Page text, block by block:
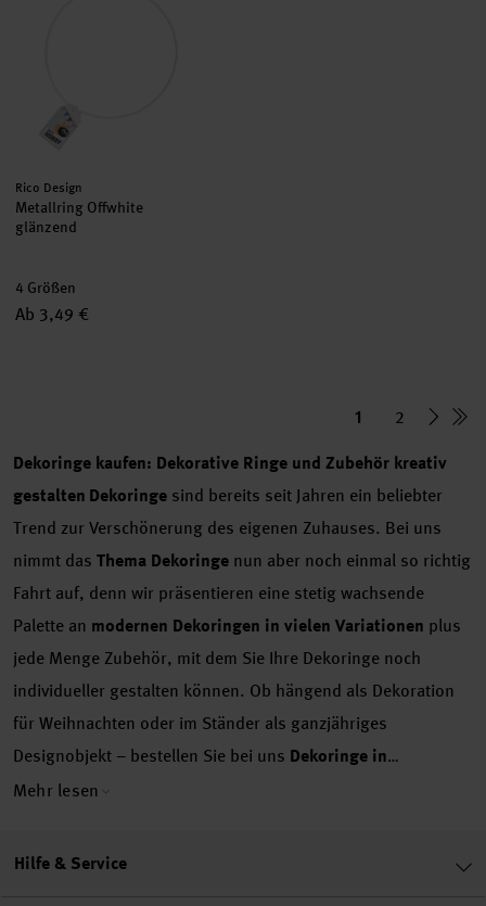
Hersteller:
Rico Design
Metallring Offwhite
glänzend
4 Größen
Ab 3,49 €
1
2
Dekoringe kaufen: Dekorative Ringe und Zubehör kreativ
gestalten Dekoringe sind bereits seit Jahren ein beliebter
Trend zur Verschönerung des eigenen Zuhauses. Bei uns
nimmt das Thema Dekoringe nun aber noch einmal so richtig
Fahrt auf, denn wir präsentieren eine stetig wachsende
Palette an modernen Dekoringen in vielen Variationen plus
jede Menge Zubehör, mit dem Sie Ihre Dekoringe noch
individueller gestalten können. Ob hängend als Dekoration
für Weihnachten oder im Ständer als ganzjähriges
Designobjekt – bestellen Sie bei uns Dekoringe in
verschiedenen Größen
Blick mögen sie sehr schlicht, fast unscheinbar wirken. Doch
Mehr lesen
Hilfe & Service